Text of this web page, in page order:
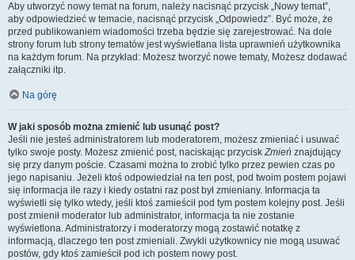
Aby utworzyć nowy temat na forum, należy nacisnąć przycisk „Nowy temat”,
aby odpowiedzieć w temacie, nacisnąć przycisk „Odpowiedz”. Być może, że
przed publikowaniem wiadomości trzeba będzie się zarejestrować. Na dole
strony forum lub strony tematów jest wyświetlana lista uprawnień użytkownika
na każdym forum. Na przykład: Możesz tworzyć nowe tematy, Możesz dodawać
załączniki itp.
Na górę
W jaki sposób można zmienić lub usunąć post?
Jeśli nie jesteś administratorem lub moderatorem, możesz zmieniać i usuwać
tylko swoje posty. Możesz zmienić post, naciskając przyciskZmień znajdujący
się przy danym poście. Czasami można to zrobić tylko przez pewien czas po
jego napisaniu. Jeżeli ktoś odpowiedział na ten post, pod twoim postem pojawi
się informacja ile razy i kiedy ostatni raz post był zmieniany. Informacja ta
wyświetli się tylko wtedy, jeśli ktoś zamieścił pod tym postem kolejny post. Jeśli
post zmienił moderator lub administrator, informacja ta nie zostanie
wyświetlona. Administratorzy i moderatorzy mogą zostawić notatkę z
informacją, dlaczego ten post zmieniali. Zwykli użytkownicy nie mogą usuwać
postów, gdy ktoś zamieścił pod ich postem nowy post.